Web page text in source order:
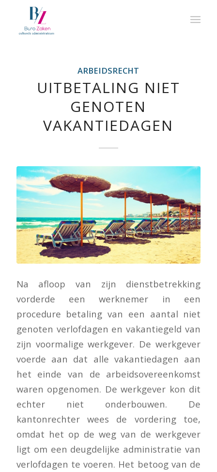
ARBEIDSRECHT
UITBETALING NIET
GENOTEN
VAKANTIEDAGEN
Na afloop van zijn dienstbetrekking
vorderde een werknemer in een
procedure betaling van een aantal niet
genoten verlofdagen en vakantiegeld van
zijn voormalige werkgever. De werkgever
voerde aan dat alle vakantiedagen aan
het einde van de arbeidsovereenkomst
waren opgenomen. De werkgever kon dit
echter niet onderbouwen. De
kantonrechter wees de vordering toe,
omdat het op de weg van de werkgever
ligt om een deugdelijke administratie van
verlofdagen te voeren. Het betoog van de